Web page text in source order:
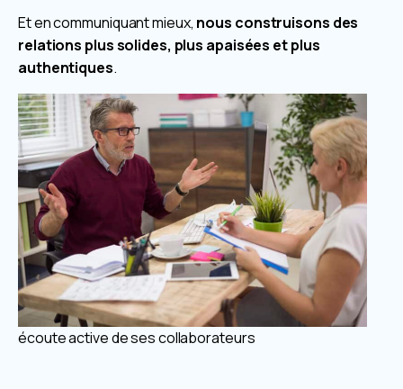
Et en communiquant mieux, nous construisons des
relations plus solides, plus apaisées et plus
authentiques.
écoute active de ses collaborateurs